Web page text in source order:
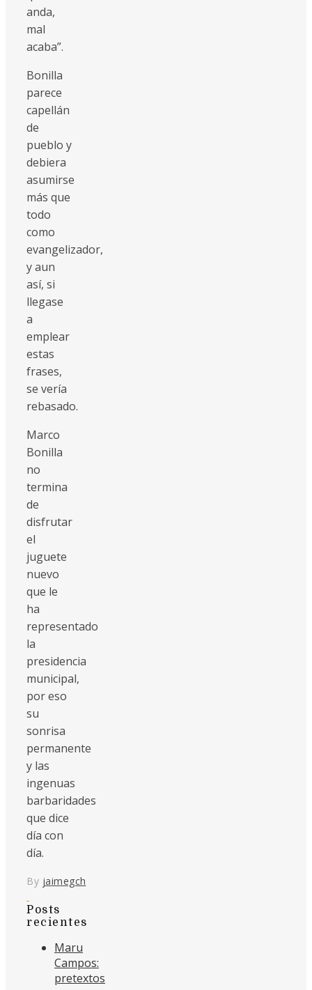
anda,
mal
acaba”.
Bonilla
parece
capellán
de
pueblo y
debiera
asumirse
más que
todo
como
evangelizador,
y aun
así, si
llegase
a
emplear
estas
frases,
se vería
rebasado.
Marco
Bonilla
no
termina
de
disfrutar
el
juguete
nuevo
que le
ha
representado
la
presidencia
municipal,
por eso
su
sonrisa
permanente
y las
ingenuas
barbaridades
que dice
día con
día.
By jaimegch
Posts
recientes
Maru
Campos:
pretextos